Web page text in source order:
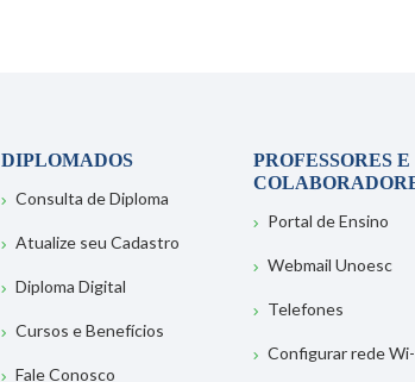
DIPLOMADOS
Consulta de Diploma
Atualize seu Cadastro
Diploma Digital
Cursos e Benefícios
Fale Conosco
PROFESSORES E
Portal de Ensino
Webmail Unoesc
Telefones
Configurar rede